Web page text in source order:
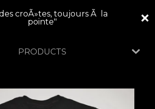
croÃ»tes, toujours Ã la
pointe"
PRODUCTS